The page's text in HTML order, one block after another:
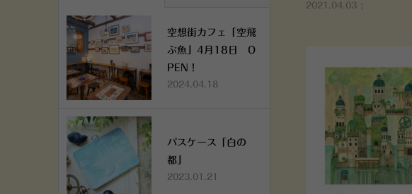
2021.04.03
空想街カフェ「空飛
ぶ魚」4月18日 O
PEN！
2024.04.18
パスケース「白の
都」
2023.01.21